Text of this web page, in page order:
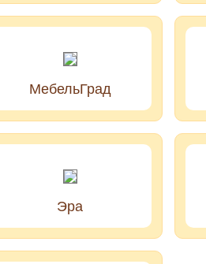
МебельГрад
Эра